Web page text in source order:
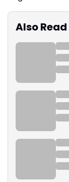
Also Read